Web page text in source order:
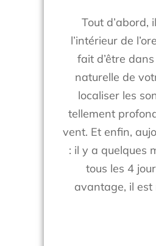
Tout d’abord,
l’intérieur de
fait d’être
naturelle de
localiser les
tellement
vent. Et enfin,
: il y a quelques
tous les 4
avantage, il est